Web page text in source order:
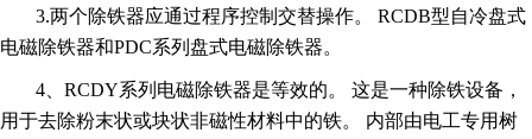
3.两个除铁器应通过程序控制交替操作。 RCDB型自冷盘式
电磁除铁器和PDC系列盘式电磁除铁器。
4、RCDY系列电磁除铁器是等效的。 这是一种除铁设备，
用于去除粉末状或块状非磁性材料中的铁。 内部由电工专用树